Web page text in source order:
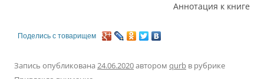
Аннотация к книге
Поделись с товарищем
Запись опубликована 24.06.2020автором qurb в рубрике